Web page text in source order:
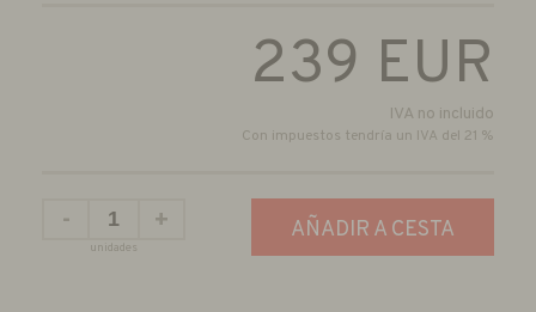
239 EUR
IVA no incluido
Con impuestos tendría un IVA del 21 %
-
unidades
+ AÑADIR A CESTA